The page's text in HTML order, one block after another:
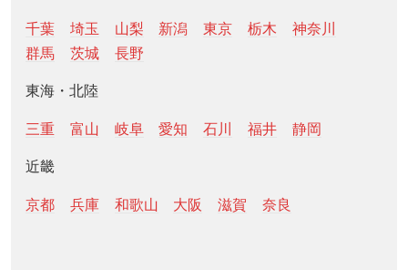
千葉 埼玉 山梨 新潟 東京 栃木
神奈川
群馬
茨城 長野
東海・北陸
三重 富山 岐阜 愛知 石川 福井 静岡
近畿
京都 兵庫 和歌山 大阪 滋賀 奈良